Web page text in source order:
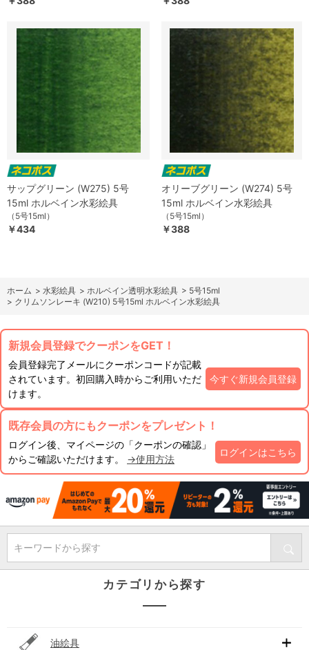
サップグリーン (W275) 5号
15ml ホルベイン水彩絵具
（5号15ml）
￥434
オリーブグリーン (W274) 5号
15ml ホルベイン水彩絵具
（5号15ml）
￥388
ホーム > 水彩絵具 > ホルベイン透明水彩絵具 > 5号15ml
> クリムソンレーキ (W210) 5号15ml ホルベイン水彩絵具
新規会員登録でクーポンをGET！
会員登録完了メールにクーポンコードが記載
されています。初回購入時からご利用いただ
けます。
今すぐ新規会員登録
既存会員の方にもクーポンをプレゼント！
ログイン後、マイページの「クーポンの確認」
からご確認いただけます。 →使用方法
ログインはこちら
キーワードから探す
カテゴリから探す
油絵具